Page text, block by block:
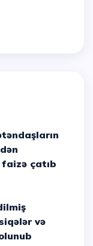
çatıb
və